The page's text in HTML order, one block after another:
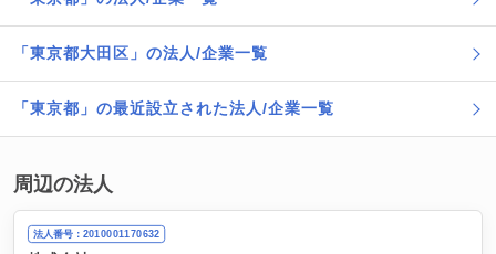
「東京都大田区」の法人/企業一覧
「東京都」の最近設立された法人/企業一覧
周辺の法人
法人番号：2010001170632